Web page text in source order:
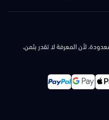
لأن المعرفة لا تقدر بثمن،